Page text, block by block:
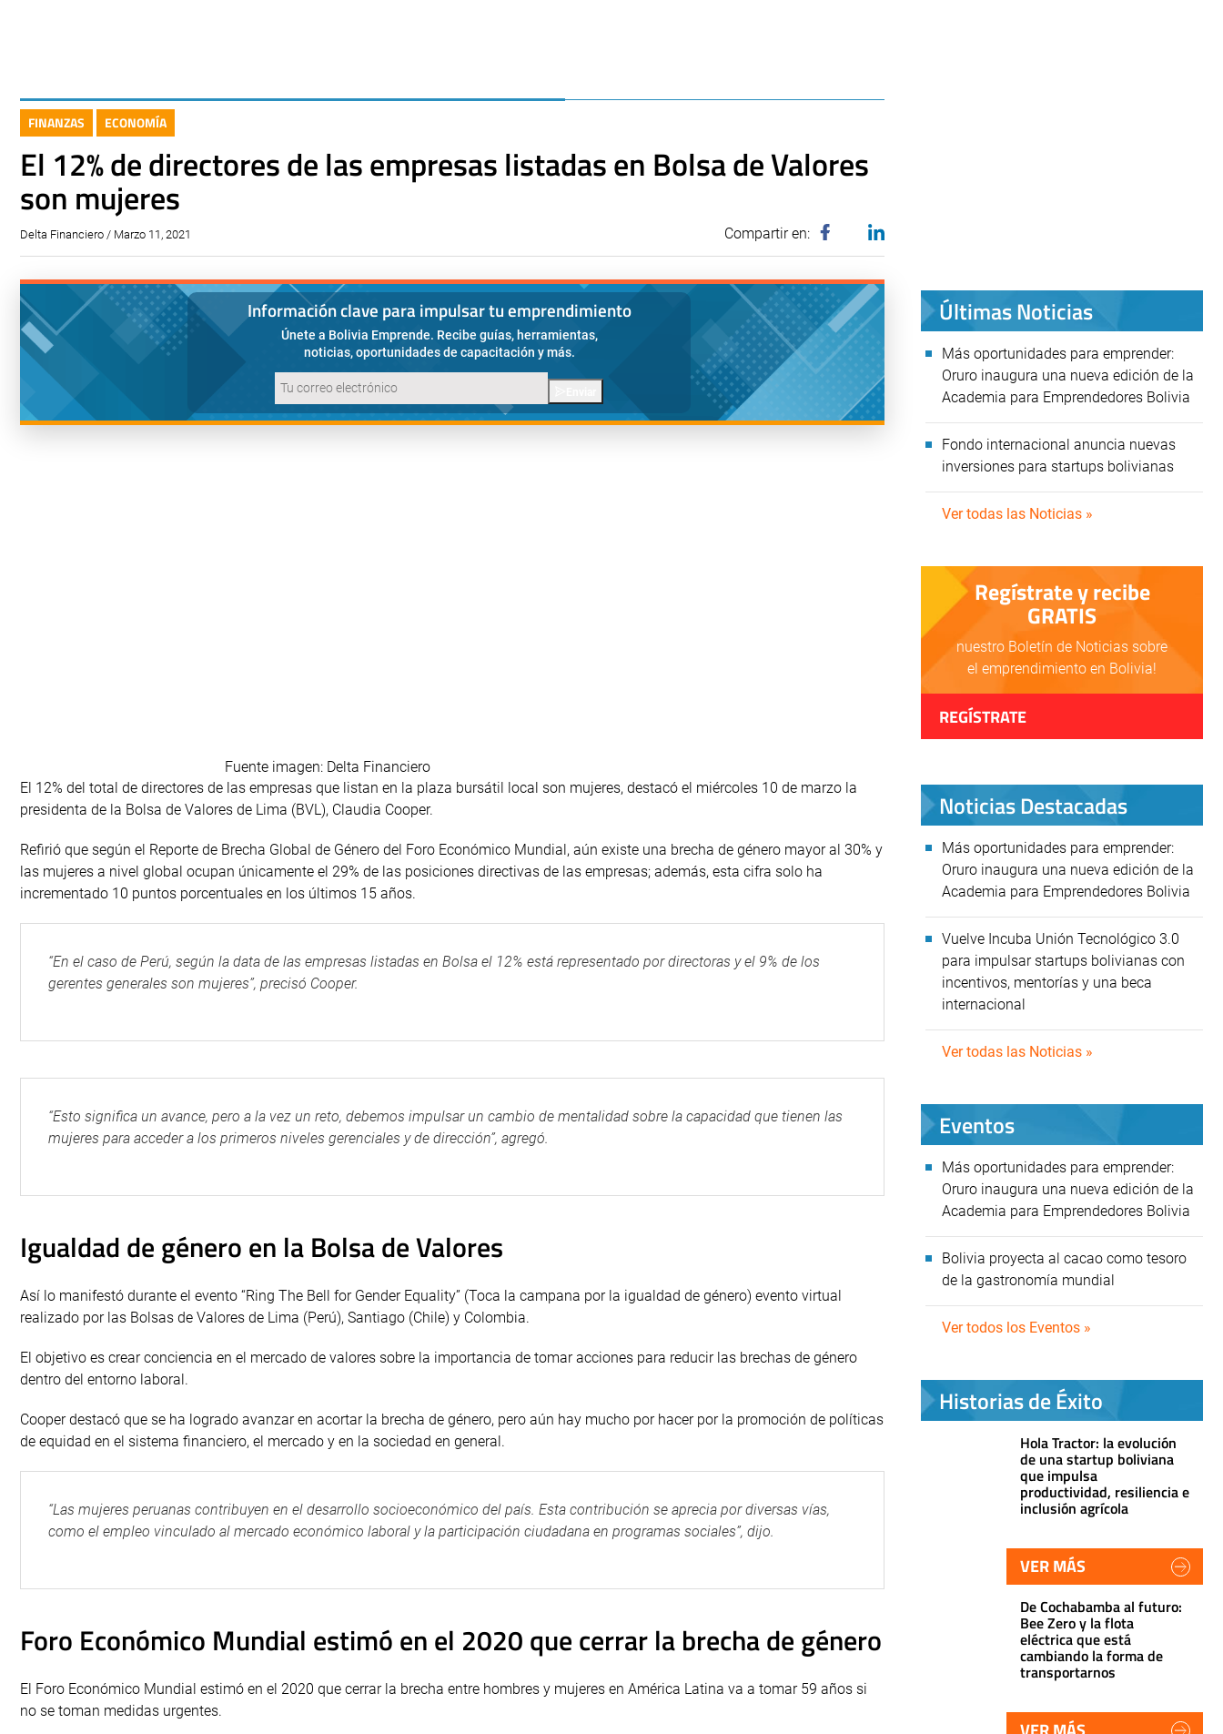
FINANZAS ECONOMÍA
El 12% de directores de las empresas listadas en Bolsa de Valores
son mujeres
Delta Financiero / Marzo 11, 2021 Compartir en:
Información clave para impulsar tu emprendimiento
Únete a Bolivia Emprende. Recibe guías, herramientas,
noticias, oportunidades de capacitación y más.
Fuente imagen: Delta Financiero
El 12% del total de directores de las empresas que listan en la plaza bursátil local son mujeres, destacó el miércoles 10 de marzo la
presidenta de la Bolsa de Valores de Lima (BVL), Claudia Cooper.
Refirió que según el Reporte de Brecha Global de Género del Foro Económico Mundial, aún existe una brecha de género mayor al 30% y
las mujeres a nivel global ocupan únicamente el 29% de las posiciones directivas de las empresas; además, esta cifra solo ha
incrementado 10 puntos porcentuales en los últimos 15 años.
“En el caso de Perú, según la data de las empresas listadas en Bolsa el 12% está representado por directoras y el 9% de los
gerentes generales son mujeres”, precisó Cooper.
“Esto significa un avance, pero a la vez un reto, debemos impulsar un cambio de mentalidad sobre la capacidad que tienen las
mujeres para acceder a los primeros niveles gerenciales y de dirección”, agregó.
Igualdad de género en la Bolsa de Valores
Así lo manifestó durante el evento “Ring The Bell for Gender Equality” (Toca la campana por la igualdad de género) evento virtual
realizado por las Bolsas de Valores de Lima (Perú), Santiago (Chile) y Colombia.
El objetivo es crear conciencia en el mercado de valores sobre la importancia de tomar acciones para reducir las brechas de género
dentro del entorno laboral.
Cooper destacó que se ha logrado avanzar en acortar la brecha de género, pero aún hay mucho por hacer por la promoción de políticas
de equidad en el sistema financiero, el mercado y en la sociedad en general.
“Las mujeres peruanas contribuyen en el desarrollo socioeconómico del país. Esta contribución se aprecia por diversas vías,
como el empleo vinculado al mercado económico laboral y la participación ciudadana en programas sociales”, dijo.
Foro Económico Mundial estimó en el 2020 que cerrar la brecha de género
El Foro Económico Mundial estimó en el 2020 que cerrar la brecha entre hombres y mujeres en América Latina va a tomar 59 años si
no se toman medidas urgentes.
Últimas Noticias
Más oportunidades para emprender:
Oruro inaugura una nueva edición de la
Academia para Emprendedores Bolivia
Fondo internacional anuncia nuevas
inversiones para startups bolivianas
Ver todas las Noticias »
Regístrate y recibe
GRATIS
nuestro Boletín de Noticias sobre
el emprendimiento en Bolivia!
REGÍSTRATE
Noticias Destacadas
Más oportunidades para emprender:
Oruro inaugura una nueva edición de la
Academia para Emprendedores Bolivia
Vuelve Incuba Unión Tecnológico 3.0
para impulsar startups bolivianas con
incentivos, mentorías y una beca
internacional
Ver todas las Noticias »
Eventos
Más oportunidades para emprender:
Oruro inaugura una nueva edición de la
Academia para Emprendedores Bolivia
Bolivia proyecta al cacao como tesoro
de la gastronomía mundial
Ver todos los Eventos »
Historias de Éxito
Hola Tractor: la evolución
de una startup boliviana
que impulsa
productividad, resiliencia e
inclusión agrícola
VER MÁS
De Cochabamba al futuro:
Bee Zero y la flota
eléctrica que está
cambiando la forma de
transportarnos